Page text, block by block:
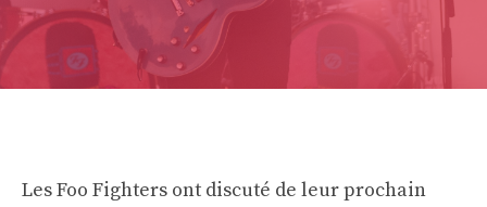
Les Foo Fighters ont discuté de leur prochain